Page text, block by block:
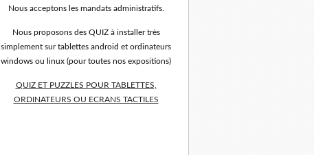
Nous acceptons les mandats administratifs.
Nous proposons des QUIZ à installer très
simplement sur tablettes android et ordinateurs
windows ou linux (pour toutes nos expositions)
QUIZ ET PUZZLES POUR TABLETTES,
ORDINATEURS OU ECRANS TACTILES